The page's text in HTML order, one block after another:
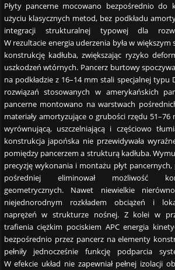
Płyty pancerne mocowano bezpośrednio do
użyciu klasycznych metod, bez podkładu
integracji strukturalnej typowej dla
W rezultacie energia uderzenia była w
konstrukcję kadłuba, zwiększając ryzyko
uszkodzeń wtórnych. Pancerz burtowy
na podkładzie z 16–14 mm stali specjalnej typu
rozwiązań stosowanych w amerykańskich
pancerne montowano na warstwach
materiały amortyzujące o grubości rzędu 51–76
wyrównującą, uszczelniającą i częściowo
konstrukcja japońska nie przewidywała
pomiędzy pancerzem a strukturą kadłuba.
precyzję wykonania i montażu płyt
pośredniej eliminował możliwość
geometrycznych. Nawet niewielkie
niejednorodnym rozkładem obciążeń i
naprężeń w strukturze nośnej. Z kolei w
trafienia ciężkim pociskiem APC energia
bezpośrednio przez pancerz na elementy
pełniły jednocześnie funkcję podparcia
W efekcie układ nie zapewniał pełnej izolacji